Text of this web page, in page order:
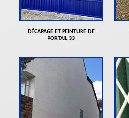
DÉCAPAGE ET PEINTURE DE
PORTAIL 33